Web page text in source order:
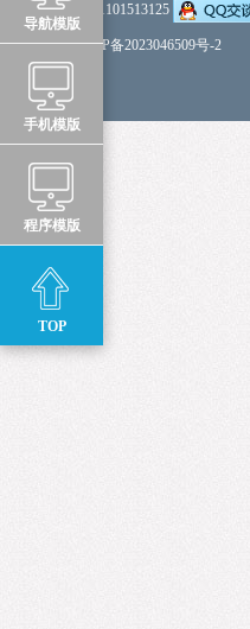
弹我QQ QQ:1101513125
备 案 号 鲁ICP备2023046509号-2
导航模版
手机模版
程序模版
TOP